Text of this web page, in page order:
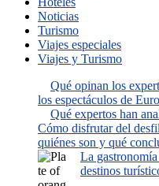
Noticias
Turismo
Viajes especiales
Viajes y Turismo
Qué opinan los
los espectáculos de
Qué expertos han
Cómo disfrutar del
quiénes son y qué
La
destinos